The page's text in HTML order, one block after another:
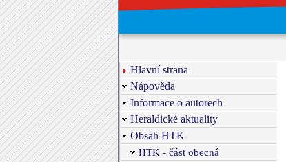
Hlavní strana
Nápověda
Informace o autorech
Heraldické aktuality
Obsah HTK
HTK - část obecná